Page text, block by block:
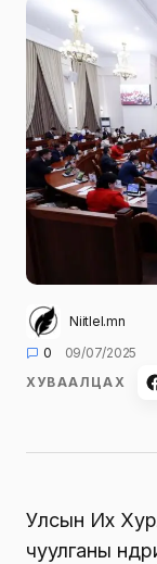
Niitlel.mn
0
09/07/2025
ХУВААЛЦАХ
Улсын Их
чуулганы